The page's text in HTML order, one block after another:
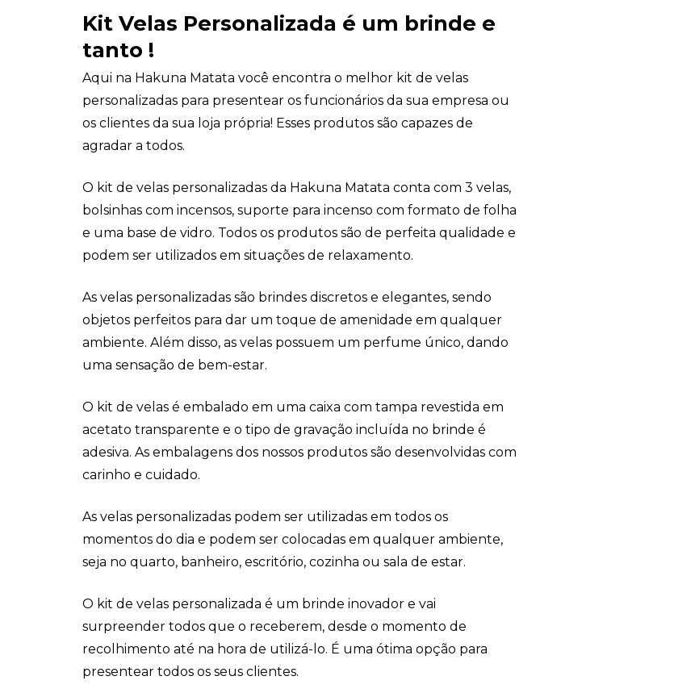
Kit Velas Personalizada é um brinde e
tanto !
Aqui na Hakuna Matata você encontra o melhor kit de velas
personalizadas para presentear os funcionários da sua empresa ou
os clientes da sua loja própria! Esses produtos são capazes de
agradar a todos.
O kit de velas personalizadas da Hakuna Matata conta com 3 velas,
bolsinhas com incensos, suporte para incenso com formato de folha
e uma base de vidro. Todos os produtos são de perfeita qualidade e
podem ser utilizados em situações de relaxamento.
As velas personalizadas são brindes discretos e elegantes, sendo
objetos perfeitos para dar um toque de amenidade em qualquer
ambiente. Além disso, as velas possuem um perfume único, dando
uma sensação de bem-estar.
O kit de velas é embalado em uma caixa com tampa revestida em
acetato transparente e o tipo de gravação incluída no brinde é
adesiva. As embalagens dos nossos produtos são desenvolvidas com
carinho e cuidado.
As velas personalizadas podem ser utilizadas em todos os
momentos do dia e podem ser colocadas em qualquer ambiente,
seja no quarto, banheiro, escritório, cozinha ou sala de estar.
O kit de velas personalizada é um brinde inovador e vai
surpreender todos que o receberem, desde o momento de
recolhimento até na hora de utilizá-lo. É uma ótima opção para
presentear todos os seus clientes.